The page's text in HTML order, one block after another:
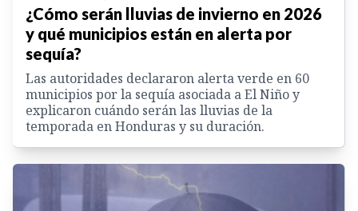
¿Cómo serán lluvias de invierno en 2026
y qué municipios están en alerta por
sequía?
Las autoridades declararon alerta verde en 60
municipios por la sequía asociada a El Niño y
explicaron cuándo serán las lluvias de la
temporada en Honduras y su duración.